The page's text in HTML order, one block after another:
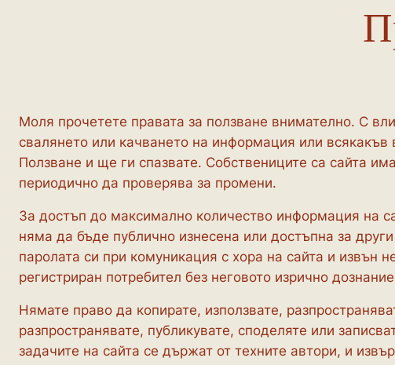
Моля прочетете правата за ползване внимателно. С
свалянето или качването на информация или
Ползване и ще ги спазвате. Собствениците са сайта
периодично да проверява за промени.
За достъп до максимално количество информация на
няма да бъде публично изнесена или достъпна за
паролата си при комуникация с хора на сайта и извън
регистриран потребител без неговото изрично
Нямате право да копирате, използвате,
разпространявате, публикувате, споделяте или
задачите на сайта се държат от техните автори, и